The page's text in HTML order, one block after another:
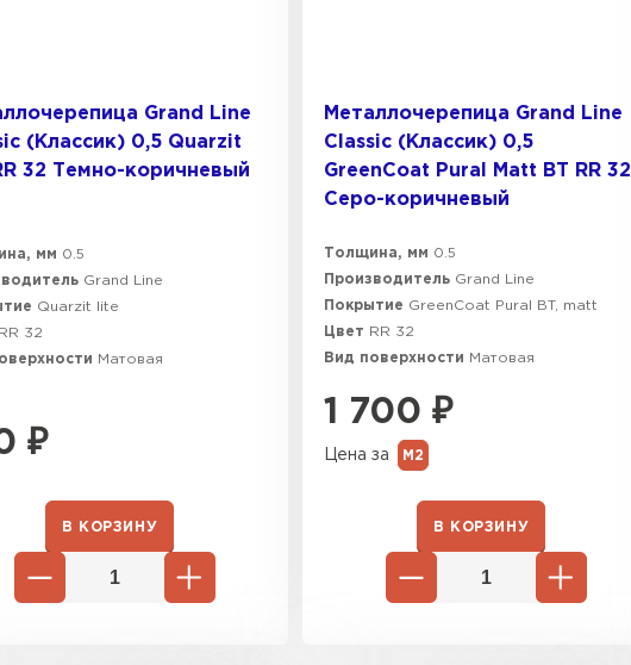
Grand Line
(Классик) 0,5 Quarzit
32 Темно-коричневый
мм 0.5
Grand Line
Quarzit lite
RR 32
Матовая
₽
В КОРЗИНУ
Металлочерепица Grand Line
Classic (Классик) 0,5
GreenCoat Pural Matt BT RR 32
Серо-коричневый
Толщина, мм 0.5
Производитель Grand Line
Покрытие GreenCoat Pural BT, matt
Цвет
RR 32
Вид поверхности
Матовая
1 700 ₽
Цена за М2
В КОРЗИНУ
Фальцевая кровля